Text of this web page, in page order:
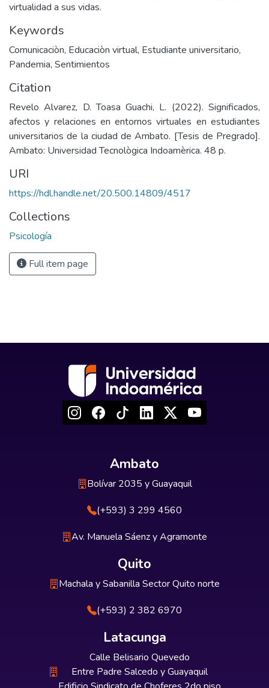
virtualidad a sus vidas.
Keywords
Comunicaciòn, Educaciòn virtual, Estudiante universitario,
Pandemia, Sentimientos
Citation
Revelo Alvarez, D. Toasa Guachi, L. (2022). Significados,
afectos y relaciones en entornos virtuales en estudiantes
universitarios de la ciudad de Ambato. [Tesis de Pregrado].
Ambato: Universidad Tecnològica Indoamèrica. 48 p.
URI
https://hdl.handle.net/20.500.14809/4517
Collections
Psicología
Full item page
Ambato
Bolívar 2035 y Guayaquil
(+593) 3 299 4560
Av. Manuela Sáenz y Agramonte
Quito
Machala y Sabanilla Sector Quito norte
(+593) 2 382 6970
Latacunga
Calle Belisario Quevedo
Entre Padre Salcedo y Guayaquil